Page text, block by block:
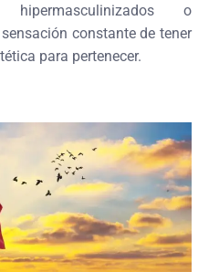
o
constante de tener
para pertenecer.